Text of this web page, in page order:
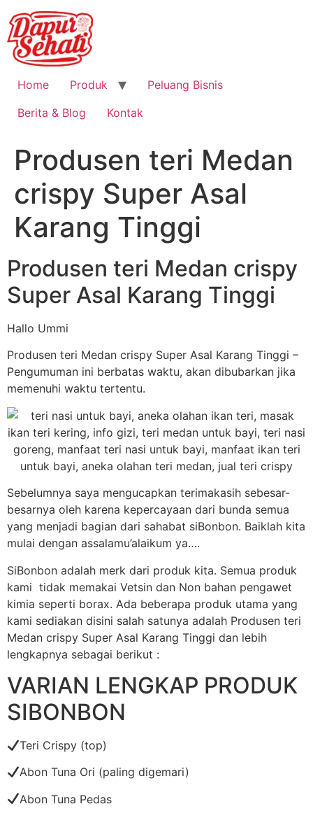
Home Produk
Peluang Bisnis
Berita & Blog
Kontak
Produsen teri Medan
crispy Super Asal
Karang Tinggi
Produsen teri Medan crispy
Super Asal Karang Tinggi
Hallo Ummi
Produsen teri Medan crispy Super Asal Karang Tinggi –
Pengumuman ini berbatas waktu, akan dibubarkan jika
memenuhi waktu tertentu.
Sebelumnya saya mengucapkan terimakasih sebesar-
besarnya oleh karena kepercayaan dari bunda semua
yang menjadi bagian dari sahabat siBonbon. Baiklah kita
mulai dengan assalamu’alaikum ya….
SiBonbon adalah merk dari produk kita. Semua produk
kami tidak memakai Vetsin dan Non bahan pengawet
kimia seperti borax. Ada beberapa produk utama yang
kami sediakan disini salah satunya adalah Produsen teri
Medan crispy Super Asal Karang Tinggi dan lebih
lengkapnya sebagai berikut :
VARIAN LENGKAP PRODUK
SIBONBON
Teri Crispy (top)
Abon Tuna Ori (paling digemari)
Abon Tuna Pedas